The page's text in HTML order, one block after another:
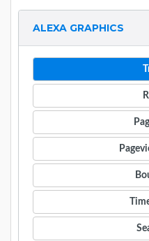
ALEXA GRAPHICS